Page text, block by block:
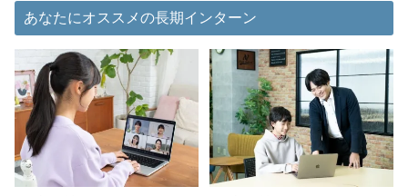
あなたにオススメの長期インターン